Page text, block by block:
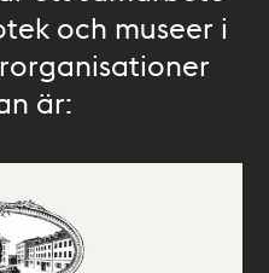
och museer i
är: